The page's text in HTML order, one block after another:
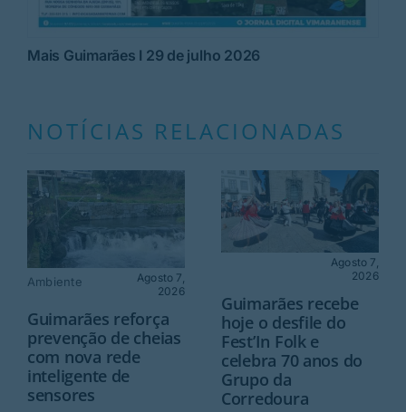
Mais Guimarães I 29 de julho 2026
NOTÍCIAS RELACIONADAS
Ambiente
Agosto 7,
2026
Guimarães reforça
prevenção de cheias
com nova rede
inteligente de
sensores
Agosto 7,
2026
Guimarães recebe
hoje o desfile do
Fest’In Folk e
celebra 70 anos do
Grupo da
Corredoura